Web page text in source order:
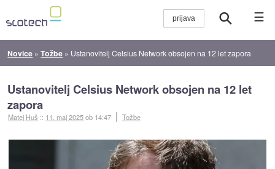
☰
Novice »Tožbe » Ustanovitelj Celsius Network obsojen na 12 let zapora
Ustanovitelj Celsius Network obsojen na 12 let
zapora
Matej Huš :: 11. maj 2025ob 14:47 Tožbe